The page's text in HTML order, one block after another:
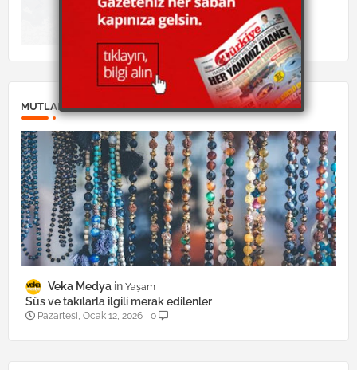
MUTLAKA OKUYUN:
Veka Medya Yaşam
Süs ve takılarla ilgili merak edilenler
Pazartesi, Ocak 12, 2026 0